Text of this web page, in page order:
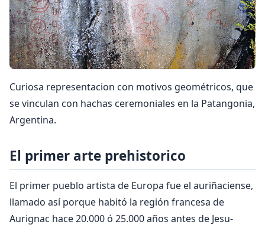
Curiosa representacion con motivos geométricos, que
se vinculan con hachas ceremoniales en la Pata­ngonia,
Argentina.
El primer arte prehistorico
El primer pueblo artista de Europa fue el auriña­ciense,
llamado así porque habitó la región francesa de
Aurignac hace 20.000 ó 25.000 años antes de Jesu­